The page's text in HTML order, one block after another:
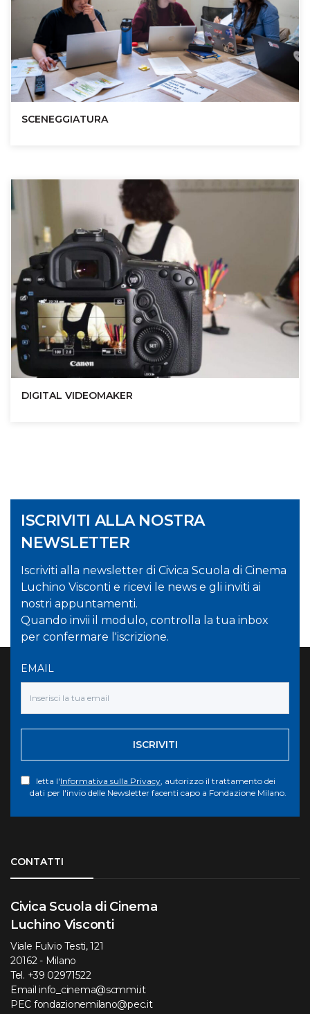
SCENEGGIATURA
DIGITAL VIDEOMAKER
ISCRIVITI ALLA NOSTRA
NEWSLETTER
Iscriviti alla newsletter di Civica Scuola di Cinema
Luchino Visconti e ricevi le news e gli inviti ai
nostri appuntamenti.
Quando invii il modulo, controlla la tua inbox
per confermare l'iscrizione.
EMAIL
ISCRIVITI
letta l'Informativa sulla Privacy, autorizzo il trattamento dei
dati per l'invio delle Newsletter facenti capo a Fondazione Milano.
CONTATTI
Civica Scuola di Cinema
Luchino Visconti
Viale Fulvio Testi, 121
20162 - Milano
Tel. +39 02971522
Email info_cinema@scmmi.it
PEC fondazionemilano@pec.it